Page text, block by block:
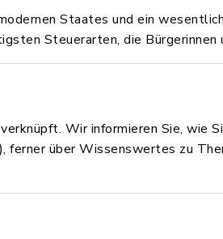
Staates und ein
Steuerarten, die Bürgerinnen
Wir informieren Sie, wie
ferner über Wissenswertes zu